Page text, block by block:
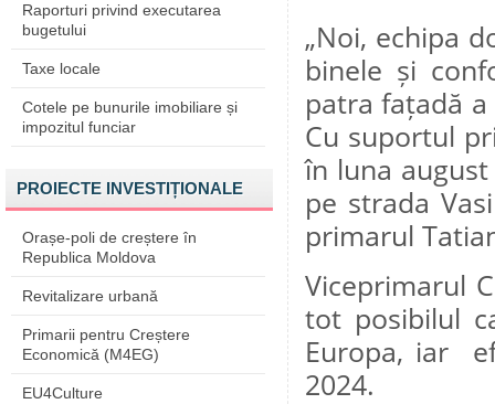
Raporturi privind executarea
bugetului
Taxe locale
Cotele pe bunurile imobiliare și
impozitul funciar
PROIECTE INVESTIȚIONALE
Orașe-poli de creștere în
Republica Moldova
Revitalizare urbană
Primarii pentru Creștere
Economică (M4EG)
EU4Culture
„Noi, echipa
binele și
patra fațadă
Cu suportul
în luna
pe strada
primarul
Viceprimarul
tot posibilul
Europa, iar
2024.